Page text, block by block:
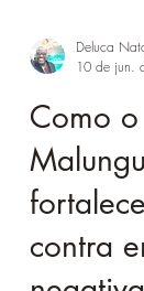
Deluca Natal
10 de jun.
Como